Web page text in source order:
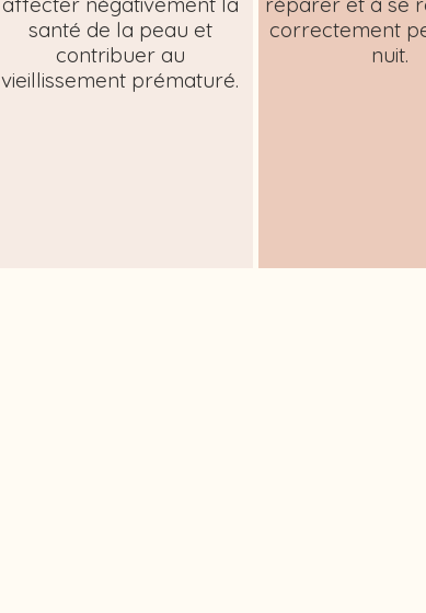
santé de la peau et
contribuer au
vieillissement prématuré.
correctement
nuit.